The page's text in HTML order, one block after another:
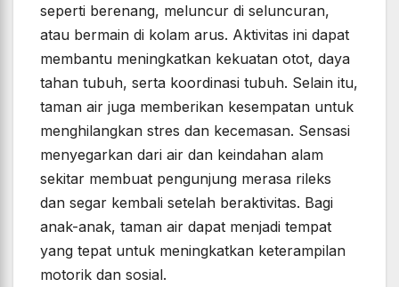
seperti berenang, meluncur di seluncuran,
atau bermain di kolam arus. Aktivitas ini dapat
membantu meningkatkan kekuatan otot, daya
tahan tubuh, serta koordinasi tubuh. Selain itu,
taman air juga memberikan kesempatan untuk
menghilangkan stres dan kecemasan. Sensasi
menyegarkan dari air dan keindahan alam
sekitar membuat pengunjung merasa rileks
dan segar kembali setelah beraktivitas. Bagi
anak-anak, taman air dapat menjadi tempat
yang tepat untuk meningkatkan keterampilan
motorik dan sosial.